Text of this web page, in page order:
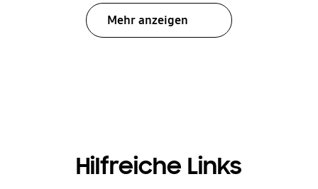
Mehr anzeigen
Hilfreiche Links